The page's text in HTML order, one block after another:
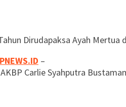
Dirudapaksa Ayah Mertua
–
Carlie Syahputra